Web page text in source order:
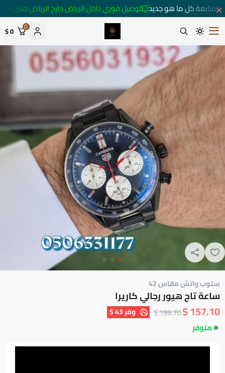
لمتابعة كل ما هو جديد توصيل فوري داخل الرياض خارج الرياض خلال 3 أيام 🚚
متجر ساعات رومانس
0
0 $
ستوب واتش مقاس 42
ساعة تاج هيور رجالي كاريرا
157.10 $
199.70 $ وفر43 $
متوفر